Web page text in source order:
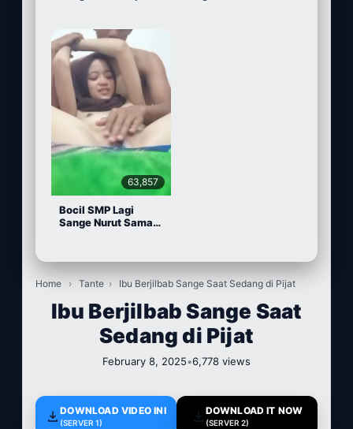
63,857
Bocil SMP Lagi
Sange Nurut Sama
Home › Tante › Ibu Berjilbab Sange Saat Sedang di Pijat
Ibu Berjilbab Sange Saat
Sedang di Pijat
February 8, 2025•6,778 views
DOWNLOAD VIDEO INI
(SERVER 1)
DOWNLOAD IT NOW
(SERVER 2)